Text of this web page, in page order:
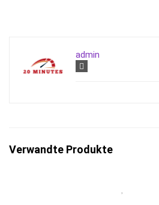
admin
Verwandte Produkte